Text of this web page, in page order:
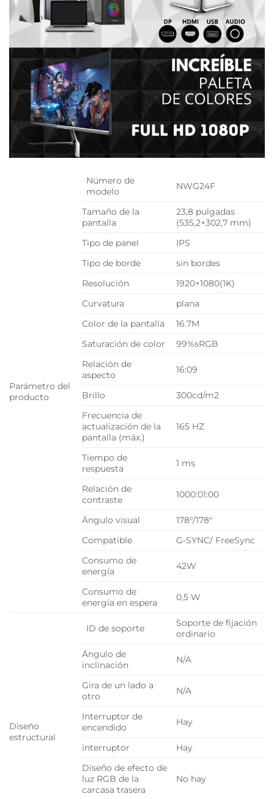
Parámetro del
producto
Número de
modelo
NWG24F
Tamaño de la
pantalla
23,8 pulgadas
(535,2×302,7 mm)
Tipo de panel
IPS
Tipo de borde
sin bordes
Resolución
1920×1080(1K)
Curvatura
plana
Color de la pantalla
16.7M
Saturación de color
99%sRGB
Relación de
aspecto
16:09
Brillo
300cd/m2
Frecuencia de
actualización de la
pantalla (máx.)
165 HZ
Tiempo de
respuesta
1 ms
Relación de
contraste
1000:01:00
Ángulo visual
178°/178°
Compatible
G-SYNC/ FreeSync
Consumo de
energía
42W
Consumo de
energía en espera
0,5 W
Diseño
estructural
ID de soporte
Soporte de fijación
ordinario
Ángulo de
inclinación
N/A
Gira de un lado a
otro
N/A
Interruptor de
encendido
Hay
interruptor
Hay
Diseño de efecto de
luz RGB de la
carcasa trasera
No hay